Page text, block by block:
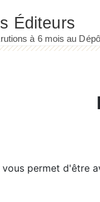
vous permet d'être